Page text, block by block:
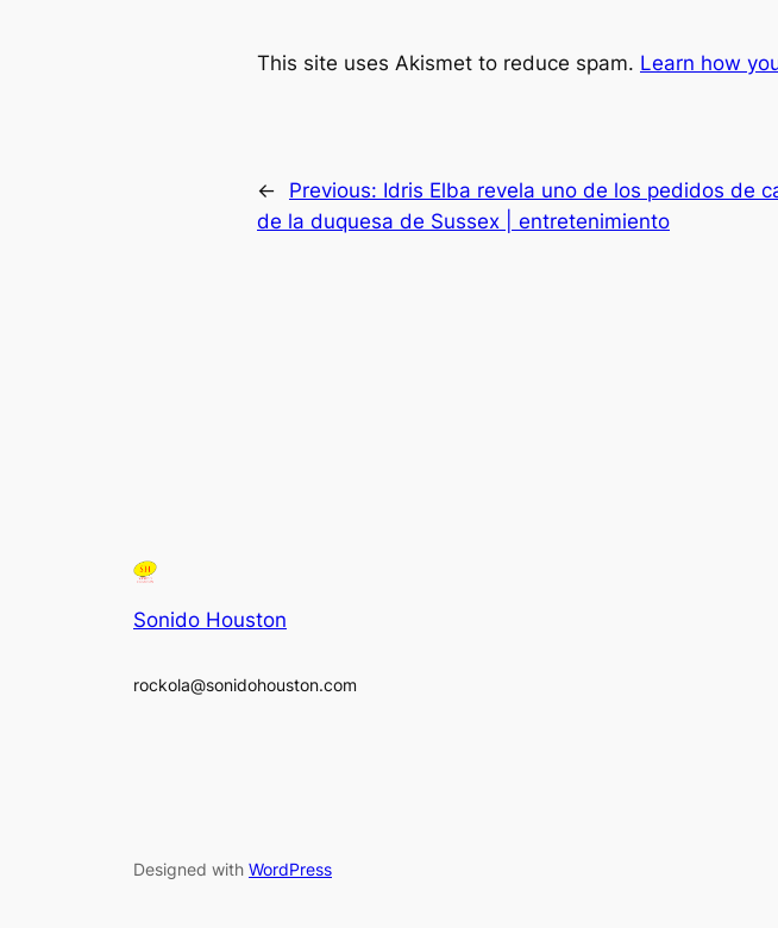
This site uses Akismet to reduce spam. Learn how
← Previous: Idris Elba revela uno de los pedidos de
de la duquesa de Sussex | entretenimiento
Sonido Houston
rockola@sonidohouston.com
Designed with WordPress